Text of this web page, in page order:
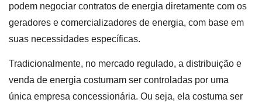
podem negociar contratos de energia diretamente com os
geradores e comercializadores de energia, com base em
suas necessidades específicas.
Tradicionalmente, no mercado regulado, a distribuição e
venda de energia costumam ser controladas por uma
única empresa concessionária. Ou seja, ela costuma ser